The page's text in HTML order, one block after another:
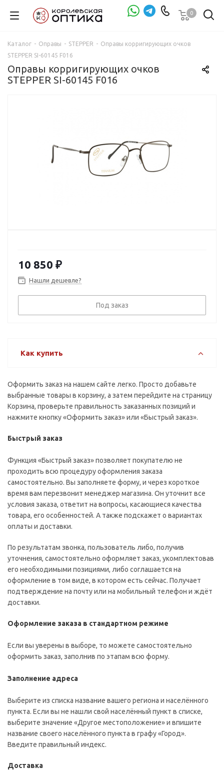
0
Каталог - Оправы - STEPPER - Оправы корригирующих очков
STEPPER SI-60145 F016
Оправы корригирующих очков
STEPPER SI-60145 F016
10 850 ₽
Нашли дешевле?
Под заказ
Как купить
Оформить заказ на нашем сайте легко. Просто добавьте
выбранные товары в корзину, а затем перейдите на страницу
Корзина, проверьте правильность заказанных позиций и
нажмите кнопку «Оформить заказ» или «Быстрый заказ».
Быстрый заказ
Функция «Быстрый заказ» позволяет покупателю не
проходить всю процедуру оформления заказа
самостоятельно. Вы заполняете форму, и через короткое
время вам перезвонит менеджер магазина. Он уточнит все
условия заказа, ответит на вопросы, касающиеся качества
товара, его особенностей. А также подскажет о вариантах
оплаты и доставки.
По результатам звонка, пользователь либо, получив
уточнения, самостоятельно оформляет заказ, укомплектовав
его необходимыми позициями, либо соглашается на
оформление в том виде, в котором есть сейчас. Получает
подтверждение на почту или на мобильный телефон и ждёт
доставки.
Оформление заказа в стандартном режиме
Если вы уверены в выборе, то можете самостоятельно
оформить заказ, заполнив по этапам всю форму.
Заполнение адреса
Выберите из списка название вашего региона и населённого
пункта. Если вы не нашли свой населённый пункт в списке,
выберите значение «Другое местоположение» и впишите
название своего населённого пункта в графу «Город».
Введите правильный индекс.
Доставка